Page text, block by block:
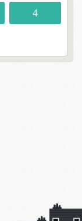
4